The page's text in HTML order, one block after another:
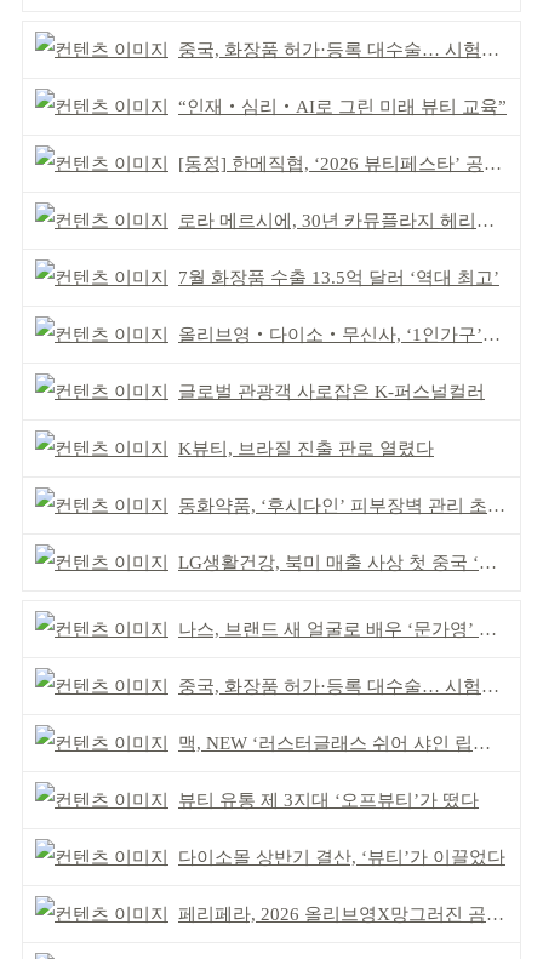
중국, 화장품 허가·등록 대수술… 시험자료 공용 허용
“인재‧심리‧AI로 그린 미래 뷰티 교육”
[동정] 한메직협, ‘2026 뷰티페스타’ 공동 주최
로라 메르시에, 30년 카뮤플라지 헤리티지 담아
7월 화장품 수출 13.5억 달러 ‘역대 최고’
올리브영‧다이소‧무신사, ‘1인가구’가 이끈다
글로벌 관광객 사로잡은 K-퍼스널컬러
K뷰티, 브라질 진출 판로 열렸다
동화약품, ‘후시다인’ 피부장벽 관리 초점 ‘리브랜딩’
LG생활건강, 북미 매출 사상 첫 중국 ‘추월’
나스, 브랜드 새 얼굴로 배우 ‘문가영’ 발탁
중국, 화장품 허가·등록 대수술… 시험자료 공용 허용
맥, NEW ‘러스터글래스 쉬어 샤인 립스틱’ 출시
뷰티 유통 제 3지대 ‘오프뷰티’가 떴다
다이소몰 상반기 결산, ‘뷰티’가 이끌었다
페리페라, 2026 올리브영X망그러진 곰 콜라보